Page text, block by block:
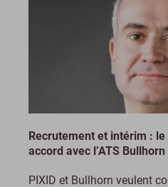
Recrutement et intérim : le
accord avec l’ATS Bullhorn
PIXID et Bullhorn veulent